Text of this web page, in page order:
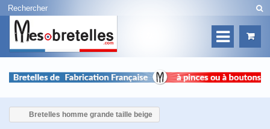
Bretelles homme grande taille beige